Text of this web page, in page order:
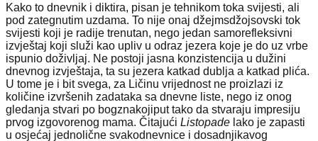
Kako to dnevnik i diktira, pisan je tehnikom toka svijesti, ali
pod zategnutim uzdama. To nije onaj džejmsdžojsovski tok
svijesti koji je radije trenutan, nego jedan samorefleksivni
izvještaj koji služi kao upliv u odraz jezera koje je do uz vrbe
ispunio doživljaj. Ne postoji jasna konzistencija u dužini
dnevnog izvještaja, ta su jezera katkad dublja a katkad plića.
U tome je i bit svega, za Ličinu vrijednost ne proizlazi iz
količine izvršenih zadataka sa dnevne liste, nego iz onog
gledanja stvari po bogznakojiput tako da stvaraju impresiju
prvog izgovorenog mama. Čitajući Listopade lako je zapasti
u osjećaj jednolične svakodnevnice i dosadnjikavog